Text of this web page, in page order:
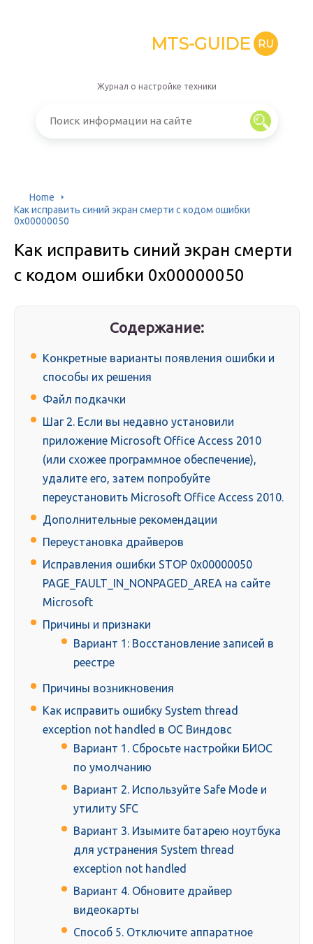
MTS-GUIDE RU
Журнал о настройке техники
Home
Как исправить синий экран смерти с кодом ошибки
0x00000050
Как исправить синий экран смерти
с кодом ошибки 0x00000050
Содержание:
Конкретные варианты появления ошибки и
способы их решения
Файл подкачки
Шаг 2. Если вы недавно установили
приложение Microsoft Office Access 2010
(или схожее программное обеспечение),
удалите его, затем попробуйте
переустановить Microsoft Office Access 2010.
Дополнительные рекомендации
Переустановка драйверов
Исправления ошибки STOP 0x00000050
PAGE_FAULT_IN_NONPAGED_AREA на сайте
Microsoft
Причины и признаки
Вариант 1: Восстановление записей в
реестре
Причины возникновения
Как исправить ошибку System thread
exception not handled в ОС Виндовс
Вариант 1. Сбросьте настройки БИОС
по умолчанию
Вариант 2. Используйте Safe Mode и
утилиту SFC
Вариант 3. Изымите батарею ноутбука
для устранения System thread
exception not handled
Вариант 4. Обновите драйвер
видеокарты
Способ 5. Отключите аппаратное